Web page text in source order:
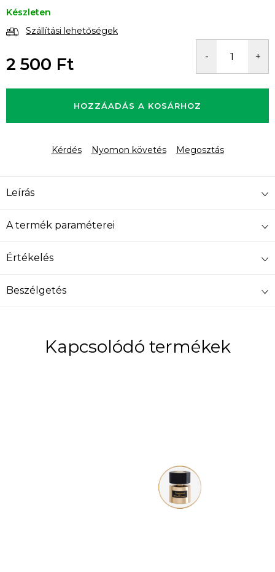
Készleten
Szállítási lehetőségek
2 500 Ft
HOZZÁADÁS A KOSÁRHOZ
Kérdés Nyomon követés Megosztás
Leírás
A termék paraméterei
Értékelés
Beszélgetés
Kapcsolódó termékek